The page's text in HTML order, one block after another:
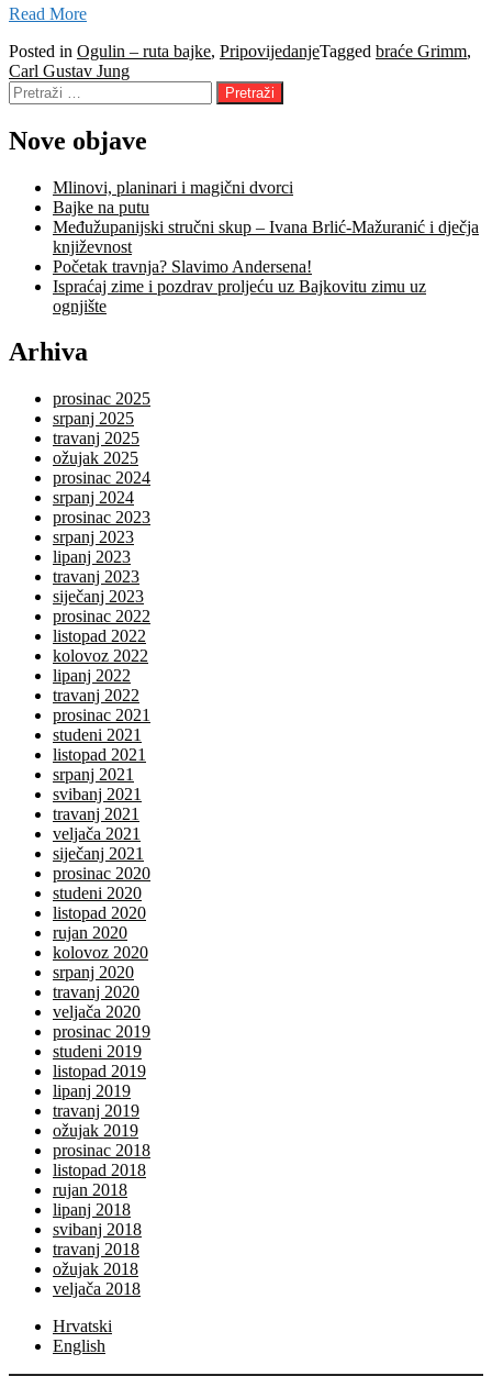
Read More
Posted in Ogulin – ruta bajke, PripovijedanjeTagged braće Grimm,
Carl Gustav Jung
Pretraži:
Nove objave
Mlinovi, planinari i magični dvorci
Bajke na putu
Međužupanijski stručni skup – Ivana Brlić-Mažuranić i dječja
književnost
Početak travnja? Slavimo Andersena!
Ispraćaj zime i pozdrav proljeću uz Bajkovitu zimu uz
ognjište
Arhiva
prosinac 2025
srpanj 2025
travanj 2025
ožujak 2025
prosinac 2024
srpanj 2024
prosinac 2023
srpanj 2023
lipanj 2023
travanj 2023
siječanj 2023
prosinac 2022
listopad 2022
kolovoz 2022
lipanj 2022
travanj 2022
prosinac 2021
studeni 2021
listopad 2021
srpanj 2021
svibanj 2021
travanj 2021
veljača 2021
siječanj 2021
prosinac 2020
studeni 2020
listopad 2020
rujan 2020
kolovoz 2020
srpanj 2020
travanj 2020
veljača 2020
prosinac 2019
studeni 2019
listopad 2019
lipanj 2019
travanj 2019
ožujak 2019
prosinac 2018
listopad 2018
rujan 2018
lipanj 2018
svibanj 2018
travanj 2018
ožujak 2018
veljača 2018
Hrvatski
English